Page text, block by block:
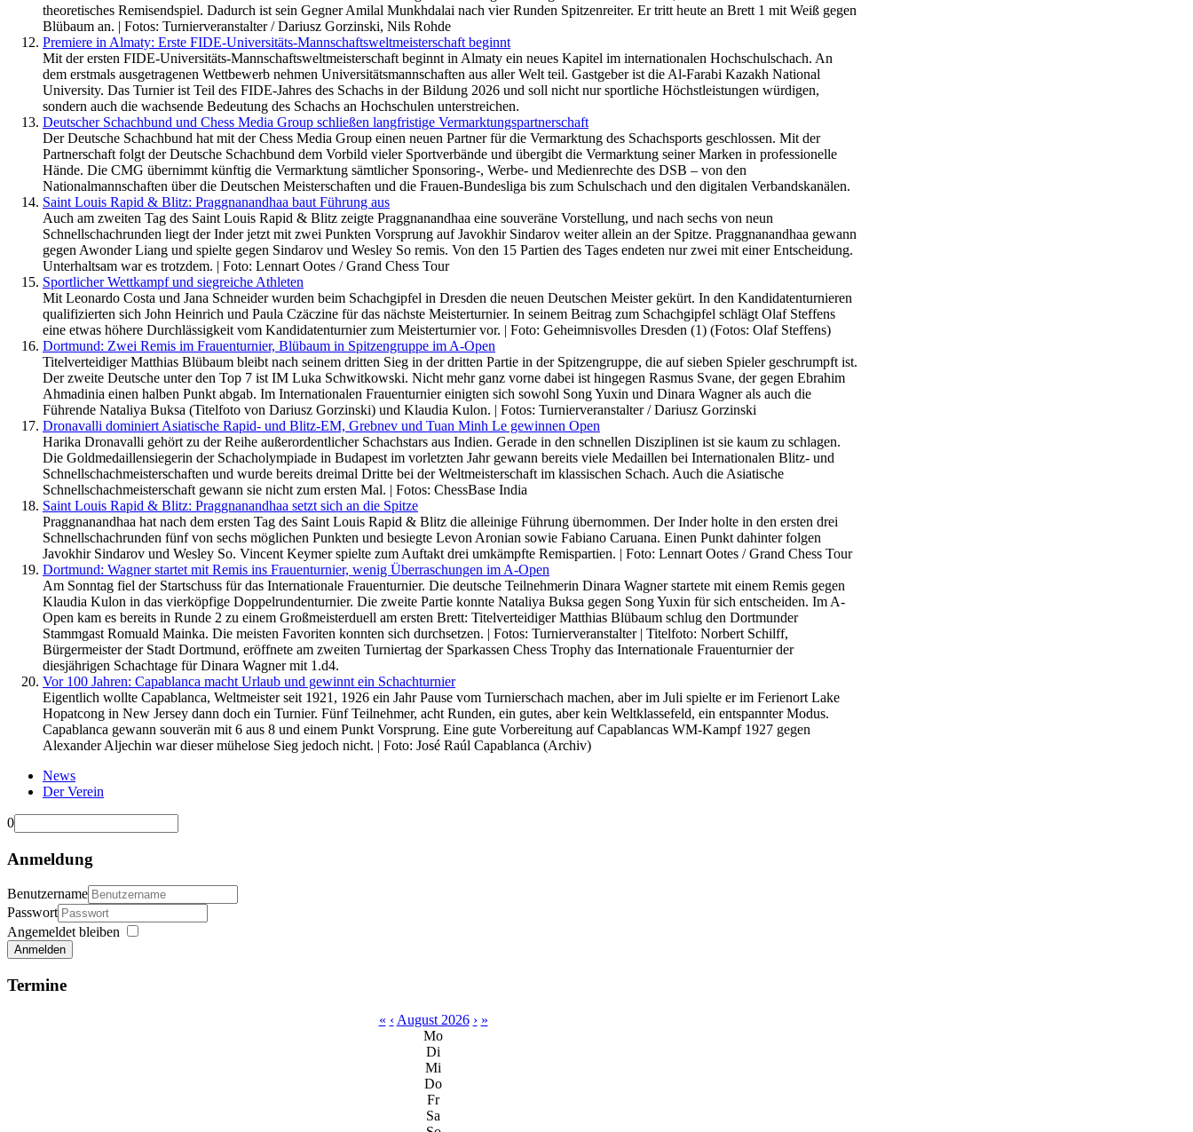
theoretisches Remisendspiel. Dadurch ist sein Gegner Amilal Munkhdalai nach vier Runden Spitzenreiter. Er tritt heute an Brett 1 mit Weiß gegen
Blübaum an. | Fotos: Turnierveranstalter / Dariusz Gorzinski, Nils Rohde
Premiere in Almaty: Erste FIDE-Universitäts-Mannschaftsweltmeisterschaft beginnt
Mit der ersten FIDE-Universitäts-Mannschaftsweltmeisterschaft beginnt in Almaty ein neues Kapitel im internationalen Hochschulschach. An
dem erstmals ausgetragenen Wettbewerb nehmen Universitätsmannschaften aus aller Welt teil. Gastgeber ist die Al-Farabi Kazakh National
University. Das Turnier ist Teil des FIDE-Jahres des Schachs in der Bildung 2026 und soll nicht nur sportliche Höchstleistungen würdigen,
sondern auch die wachsende Bedeutung des Schachs an Hochschulen unterstreichen.
Deutscher Schachbund und Chess Media Group schließen langfristige Vermarktungspartnerschaft
Der Deutsche Schachbund hat mit der Chess Media Group einen neuen Partner für die Vermarktung des Schachsports geschlossen. Mit der
Partnerschaft folgt der Deutsche Schachbund dem Vorbild vieler Sportverbände und übergibt die Vermarktung seiner Marken in professionelle
Hände. Die CMG übernimmt künftig die Vermarktung sämtlicher Sponsoring-, Werbe- und Medienrechte des DSB – von den
Nationalmannschaften über die Deutschen Meisterschaften und die Frauen-Bundesliga bis zum Schulschach und den digitalen Verbandskanälen.
Saint Louis Rapid & Blitz: Praggnanandhaa baut Führung aus
Auch am zweiten Tag des Saint Louis Rapid & Blitz zeigte Praggnanandhaa eine souveräne Vorstellung, und nach sechs von neun
Schnellschachrunden liegt der Inder jetzt mit zwei Punkten Vorsprung auf Javokhir Sindarov weiter allein an der Spitze. Praggnanandhaa gewann
gegen Awonder Liang und spielte gegen Sindarov und Wesley So remis. Von den 15 Partien des Tages endeten nur zwei mit einer Entscheidung.
Unterhaltsam war es trotzdem. | Foto: Lennart Ootes / Grand Chess Tour
Sportlicher Wettkampf und siegreiche Athleten
Mit Leonardo Costa und Jana Schneider wurden beim Schachgipfel in Dresden die neuen Deutschen Meister gekürt. In den Kandidatenturnieren
qualifizierten sich John Heinrich und Paula Czäczine für das nächste Meisterturnier. In seinem Beitrag zum Schachgipfel schlägt Olaf Steffens
eine etwas höhere Durchlässigkeit vom Kandidatenturnier zum Meisterturnier vor. | Foto: Geheimnisvolles Dresden (1) (Fotos: Olaf Steffens)
Dortmund: Zwei Remis im Frauenturnier, Blübaum in Spitzengruppe im A-Open
Titelverteidiger Matthias Blübaum bleibt nach seinem dritten Sieg in der dritten Partie in der Spitzengruppe, die auf sieben Spieler geschrumpft ist.
Der zweite Deutsche unter den Top 7 ist IM Luka Schwitkowski. Nicht mehr ganz vorne dabei ist hingegen Rasmus Svane, der gegen Ebrahim
Ahmadinia einen halben Punkt abgab. Im Internationalen Frauenturnier einigten sich sowohl Song Yuxin und Dinara Wagner als auch die
Führende Nataliya Buksa (Titelfoto von Dariusz Gorzinski) und Klaudia Kulon. | Fotos: Turnierveranstalter / Dariusz Gorzinski
Dronavalli dominiert Asiatische Rapid- und Blitz-EM, Grebnev und Tuan Minh Le gewinnen Open
Harika Dronavalli gehört zu der Reihe außerordentlicher Schachstars aus Indien. Gerade in den schnellen Disziplinen ist sie kaum zu schlagen.
Die Goldmedaillensiegerin der Schacholympiade in Budapest im vorletzten Jahr gewann bereits viele Medaillen bei Internationalen Blitz- und
Schnellschachmeisterschaften und wurde bereits dreimal Dritte bei der Weltmeisterschaft im klassischen Schach. Auch die Asiatische
Schnellschachmeisterschaft gewann sie nicht zum ersten Mal. | Fotos: ChessBase India
Saint Louis Rapid & Blitz: Praggnanandhaa setzt sich an die Spitze
Praggnanandhaa hat nach dem ersten Tag des Saint Louis Rapid & Blitz die alleinige Führung übernommen. Der Inder holte in den ersten drei
Schnellschachrunden fünf von sechs möglichen Punkten und besiegte Levon Aronian sowie Fabiano Caruana. Einen Punkt dahinter folgen
Javokhir Sindarov und Wesley So. Vincent Keymer spielte zum Auftakt drei umkämpfte Remispartien. | Foto: Lennart Ootes / Grand Chess Tour
Dortmund: Wagner startet mit Remis ins Frauenturnier, wenig Überraschungen im A-Open
Am Sonntag fiel der Startschuss für das Internationale Frauenturnier. Die deutsche Teilnehmerin Dinara Wagner startete mit einem Remis gegen
Klaudia Kulon in das vierköpfige Doppelrundenturnier. Die zweite Partie konnte Nataliya Buksa gegen Song Yuxin für sich entscheiden. Im A-
Open kam es bereits in Runde 2 zu einem Großmeisterduell am ersten Brett: Titelverteidiger Matthias Blübaum schlug den Dortmunder
Stammgast Romuald Mainka. Die meisten Favoriten konnten sich durchsetzen. | Fotos: Turnierveranstalter | Titelfoto: Norbert Schilff,
Bürgermeister der Stadt Dortmund, eröffnete am zweiten Turniertag der Sparkassen Chess Trophy das Internationale Frauenturnier der
diesjährigen Schachtage für Dinara Wagner mit 1.d4.
Vor 100 Jahren: Capablanca macht Urlaub und gewinnt ein Schachturnier
Eigentlich wollte Capablanca, Weltmeister seit 1921, 1926 ein Jahr Pause vom Turnierschach machen, aber im Juli spielte er im Ferienort Lake
Hopatcong in New Jersey dann doch ein Turnier. Fünf Teilnehmer, acht Runden, ein gutes, aber kein Weltklassefeld, ein entspannter Modus.
Capablanca gewann souverän mit 6 aus 8 und einem Punkt Vorsprung. Eine gute Vorbereitung auf Capablancas WM-Kampf 1927 gegen
Alexander Aljechin war dieser mühelose Sieg jedoch nicht. | Foto: José Raúl Capablanca (Archiv)
News
Der Verein
0
Anmeldung
Benutzername
Passwort
Angemeldet bleiben
Anmelden
Termine
« ‹ August 2026 › »
Mo
Di
Mi
Do
Fr
Sa